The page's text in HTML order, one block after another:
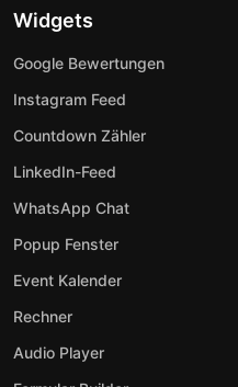
Widgets
Google Bewertungen
Instagram Feed
Countdown Zähler
LinkedIn-Feed
WhatsApp Chat
Popup Fenster
Event Kalender
Rechner
Audio Player